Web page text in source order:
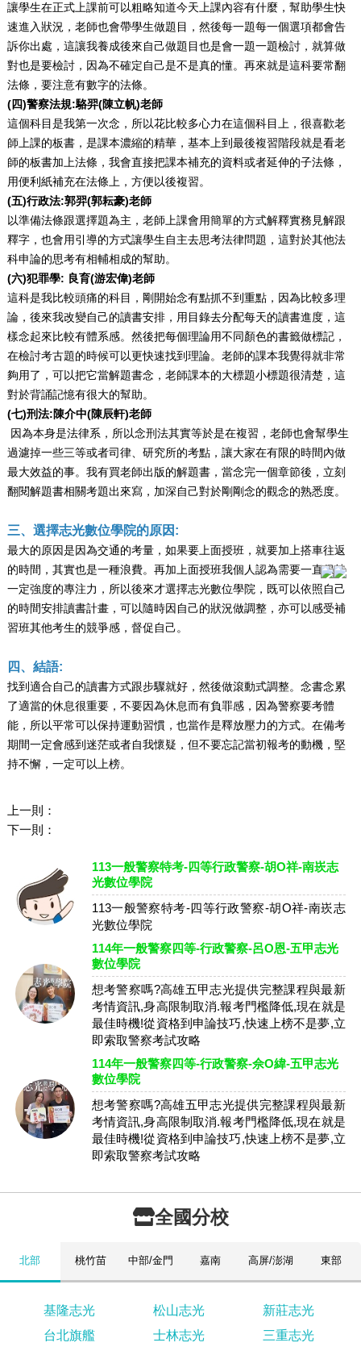
讓學生在正式上課前可以粗略知道今天上課內容有什麼，幫助學生快
速進入狀況，老師也會帶學生做題目，然後每一題每一個選項都會告
訴你出處，這讓我養成後來自己做題目也是會一題一題檢討，就算做
對也是要檢討，因為不確定自己是不是真的懂。再來就是這科要常翻
法條，要注意有數字的法條。
(四)警察法規:駱羿(陳立帆)老師
這個科目是我第一次念，所以花比較多心力在這個科目上，很喜歡老
師上課的板書，是課本濃縮的精華，基本上到最後複習階段就是看老
師的板書加上法條，我會直接把課本補充的資料或者延伸的子法條，
用便利紙補充在法條上，方便以後複習。
(五)行政法:郭羿(郭耘豪)老師
以準備法條跟選擇題為主，老師上課會用簡單的方式解釋實務見解跟
釋字，也會用引導的方式讓學生自主去思考法律問題，這對於其他法
科申論的思考有相輔相成的幫助。
(六)犯罪學: 良育(游宏偉)老師
這科是我比較頭痛的科目，剛開始念有點抓不到重點，因為比較多理
論，後來我改變自己的讀書安排，用目錄去分配每天的讀書進度，這
樣念起來比較有體系感。然後把每個理論用不同顏色的書籤做標記，
在檢討考古題的時候可以更快速找到理論。老師的課本我覺得就非常
夠用了，可以把它當解題書念，老師課本的大標題小標題很清楚，這
對於背誦記憶有很大的幫助。
(七)刑法:陳介中(陳辰軒)老師
因為本身是法律系，所以念刑法其實等於是在複習，老師也會幫學生
過濾掉一些三等或者司律、研究所的考點，讓大家在有限的時間內做
最大效益的事。我有買老師出版的解題書，當念完一個章節後，立刻
翻閱解題書相關考題出來寫，加深自己對於剛剛念的觀念的熟悉度。
三、選擇志光數位學院的原因:
最大的原因是因為交通的考量，如果要上面授班，就要加上搭車往返
的時間，其實也是一種浪費。再加上面授班我個人認為需要一直保持
一定強度的專注力，所以後來才選擇志光數位學院，既可以依照自己
的時間安排讀書計畫，可以隨時因自己的狀況做調整，亦可以感受補
習班其他考生的競爭感，督促自己。
四、結語:
找到適合自己的讀書方式跟步驟就好，然後做滾動式調整。念書念累
了適當的休息很重要，不要因為休息而有負罪感，因為警察要考體
能，所以平常可以保持運動習慣，也當作是釋放壓力的方式。在備考
期間一定會感到迷茫或者自我懷疑，但不要忘記當初報考的動機，堅
持不懈，一定可以上榜。
上一則：
下一則：
113一般警察特考-四等行政警察-胡O祥-南崁志
光數位學院
113一般警察特考-四等行政警察-胡O祥-南崁志
光數位學院
114年一般警察四等-行政警察-呂O恩-五甲志光
數位學院
想考警察嗎?高雄五甲志光提供完整課程與最新
考情資訊,身高限制取消.報考門檻降低,現在就是
最佳時機!從資格到申論技巧,快速上榜不是夢,立
即索取警察考試攻略
114年一般警察四等-行政警察-佘O緯-五甲志光
數位學院
想考警察嗎?高雄五甲志光提供完整課程與最新
考情資訊,身高限制取消.報考門檻降低,現在就是
最佳時機!從資格到申論技巧,快速上榜不是夢,立
即索取警察考試攻略
全國分校
北部 桃竹苗 中部/金門 嘉南 高屏/澎湖 東部
基隆志光 松山志光
新莊志光
台北旗艦
士林志光 三重志光